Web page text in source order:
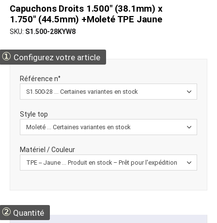
Capuchons Droits 1.500" (38.1mm) x
1.750" (44.5mm) +Moleté TPE Jaune
SKU S1.500-28KYW8
① Configurez votre article
Référence n°
Style top
Matériel / Couleur
② Quantité